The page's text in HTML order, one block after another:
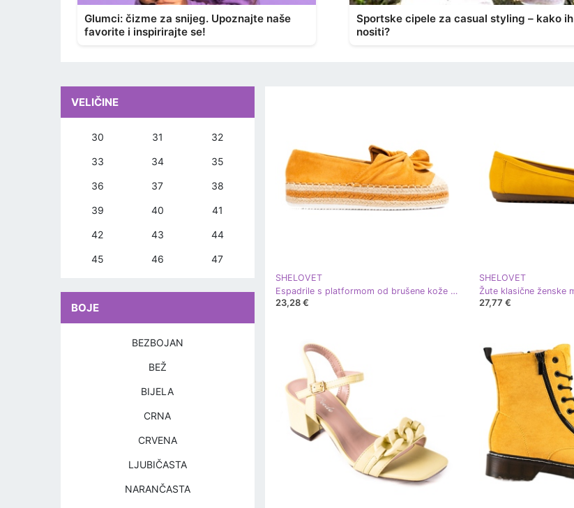
Glumci: čizme za snijeg. Upoznajte naše
favorite i inspirirajte se!
Sportske cipele za casual styling – kako ih
nositi?
SHELOVET
Espadrile s platformom od brušene kože i mašnom od Shelovet camel žuta boja
23,28 €
SHELOVET
27,77 €
VELIČINE
30 31 32
33 34 35
36 37 38
39 40 41
42 43 44
45 46 47
BOJE
BEZBOJAN
BEŽ
BIJELA
CRNA
CRVENA
LJUBIČASTA
NARANČASTA